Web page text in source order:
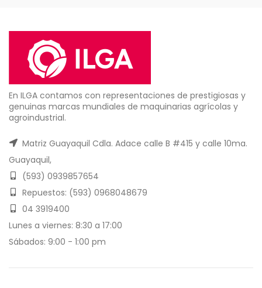
En ILGA contamos con representaciones de prestigiosas y
genuinas marcas mundiales de maquinarias agrícolas y
agroindustrial.
Matriz Guayaquil Cdla. Adace calle B #415 y calle 10ma.
Guayaquil,
(593) 0939857654
Repuestos: (593) 0968048679
04 3919400
Lunes a viernes: 8:30 a 17:00
Sábados: 9:00 - 1:00 pm